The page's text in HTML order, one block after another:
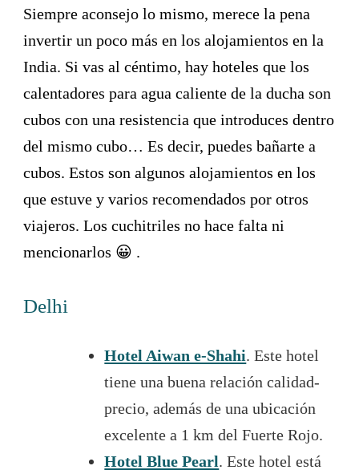
Siempre aconsejo lo mismo, merece la pena
invertir un poco más en los alojamientos en la
India. Si vas al céntimo, hay hoteles que los
calentadores para agua caliente de la ducha son
cubos con una resistencia que introduces dentro
del mismo cubo… Es decir, puedes bañarte a
cubos. Estos son algunos alojamientos en los
que estuve y varios recomendados por otros
viajeros. Los cuchitriles no hace falta ni
mencionarlos 😀 .
Delhi
Hotel Aiwan e-Shahi. Este hotel
tiene una buena relación calidad-
precio, además de una ubicación
excelente a 1 km del Fuerte Rojo.
Hotel Blue Pearl. Este hotel está